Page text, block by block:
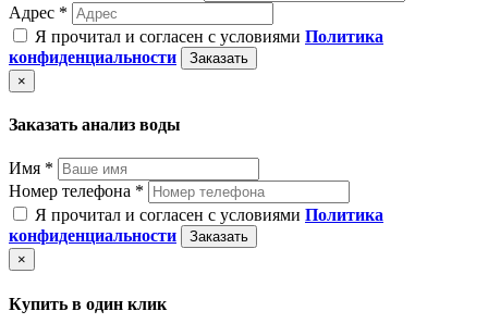
Адрес *
Я прочитал и согласен с условиями Политика
конфиденциальности
Заказать
×
Заказать анализ воды
Имя *
Номер телефона *
Я прочитал и согласен с условиями Политика
конфиденциальности
Заказать
×
Купить в один клик